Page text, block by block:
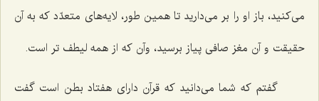
می‌کنید، باز او را بر می‌دارید تا همین طور، لایه‌های متعدّد که به آن
حقیقت و آن مغز صافی پیاز برسید، وآن که از همه لیطف تر است.
گفتم که شما می‌دانید که قرآن دارای هفتاد بطن است گفت